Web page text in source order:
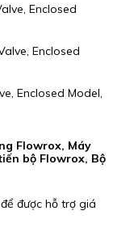
Enclosed
Enclosed
Enclosed Model,
Flowrox, Máy
bộ Flowrox, Bộ
được hỗ trợ giá